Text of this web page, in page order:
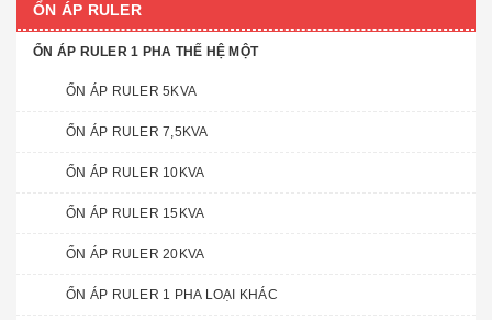
ỔN ÁP RULER
ỔN ÁP RULER 1 PHA THẾ HỆ MỘT
ỔN ÁP RULER 5KVA
ỔN ÁP RULER 7,5KVA
ỔN ÁP RULER 10KVA
ỔN ÁP RULER 15KVA
ỔN ÁP RULER 20KVA
ỔN ÁP RULER 1 PHA LOẠI KHÁC